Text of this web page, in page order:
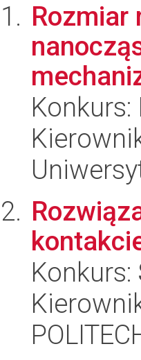
Rozmiar
Konkurs:
Konkurs: